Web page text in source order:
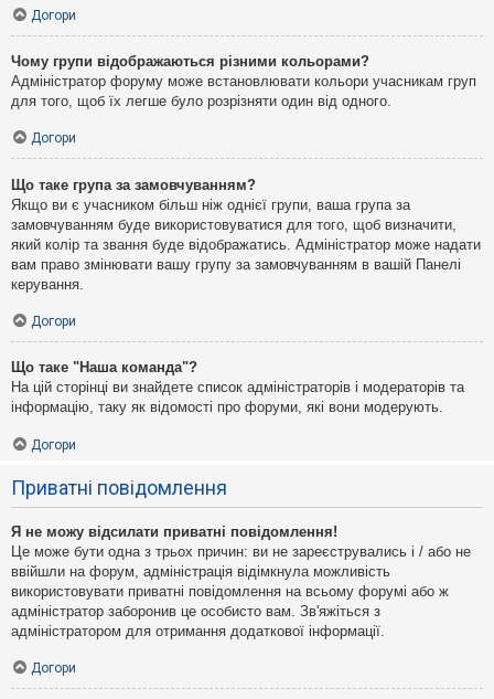
Догори
Чому групи відображаються різними кольорами?
Адміністратор форуму може встановлювати кольори учасникам груп
для того, щоб їх легше було розрізняти один від одного.
Догори
Що таке група за замовчуванням?
Якщо ви є учасником більш ніж однієї групи, ваша група за
замовчуванням буде використовуватися для того, щоб визначити,
який колір та звання буде відображатись. Адміністратор може надати
вам право змінювати вашу групу за замовчуванням в вашій Панелі
керування.
Догори
Що таке "Наша команда"?
На цій сторінці ви знайдете список адміністраторів і модераторів та
інформацію, таку як відомості про форуми, які вони модерують.
Догори
Приватні повідомлення
Я не можу відсилати приватні повідомлення!
Це може бути одна з трьох причин: ви не зареєструвались і / або не
ввійшли на форум, адміністрація відімкнула можливість
використовувати приватні повідомлення на всьому форумі або ж
адміністратор заборонив це особисто вам. Зв'яжіться з
адміністратором для отримання додаткової інформації.
Догори